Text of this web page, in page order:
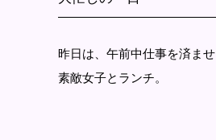
昨日は、午前中仕事を済ませ
素敵女子とランチ。